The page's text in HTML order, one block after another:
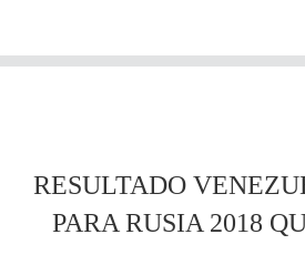
RESULTADO
PARA RUSIA 2018